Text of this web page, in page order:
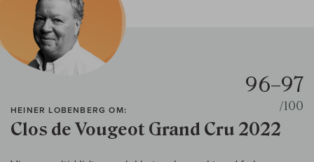
HEINER LOBENBERG OM:
Clos de Vougeot Grand Cru 2022
96–97
/100